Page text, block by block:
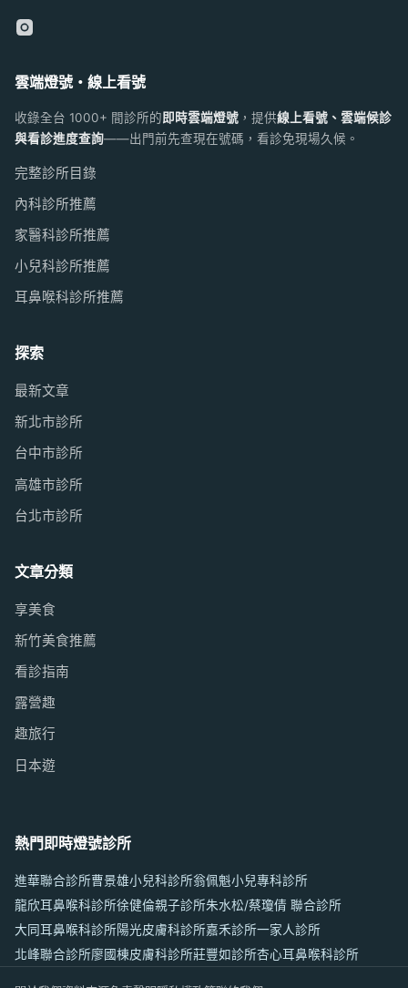
雲端燈號・線上看號
收錄全台 1000+ 間診所的即時雲端燈號 ，提供線上看號、雲端候診
與看診進度查詢——出門前先查現在號碼，看診免現場久候。
完整診所目錄
內科診所推薦
家醫科診所推薦
小兒科診所推薦
耳鼻喉科診所推薦
探索
最新文章
新北市診所
台中市診所
高雄市診所
台北市診所
文章分類
享美食
新竹美食推薦
看診指南
露營趣
趣旅行
日本遊
熱門即時燈號診所
進華聯合診所曹景雄小兒科診所翁佩魁小兒專科診所
龍欣耳鼻喉科診所徐健倫親子診所朱水松/蔡瓊倩 聯合診所
大同耳鼻喉科診所陽光皮膚科診所嘉禾診所一家人診所
北峰聯合診所廖國棟皮膚科診所莊豐如診所杏心耳鼻喉科診所